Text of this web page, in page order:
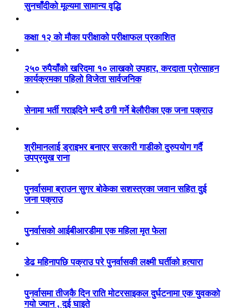
सुनचाँदीको मूल्यमा सामान्य वृद्धि
कक्षा १२ को मौका परीक्षाको परीक्षाफल प्रकाशित
२५० रुपैयाँको खरिदमा १० लाखको उपहार, करदाता प्रोत्साहन
कार्यक्रमका पहिलो विजेता सार्वजनिक
सेनामा भर्ती गराइदिने भन्दै ठगी गर्ने बेलौरीका एक जना पक्राउ
श्रीमानलाई ड्राइभर बनाएर सरकारी गाडीको दुरुपयोग गर्दै
उपप्रमुख राना
पुनर्वासमा ब्राउन सुगर बोकेका सशस्त्रका जवान सहित दुई
जना पक्राउ
पुनर्वासको आईबीआरडीमा एक महिला मृत फेला
डेढ महिनापछि पक्राउ परे पुनर्वासकी लक्ष्मी घर्तीको हत्यारा
पुनर्वासमा तीजकै दिन राति मोटरसाइकल दुर्घटनामा एक युवकको
गयो ज्यान , दुई घाइते